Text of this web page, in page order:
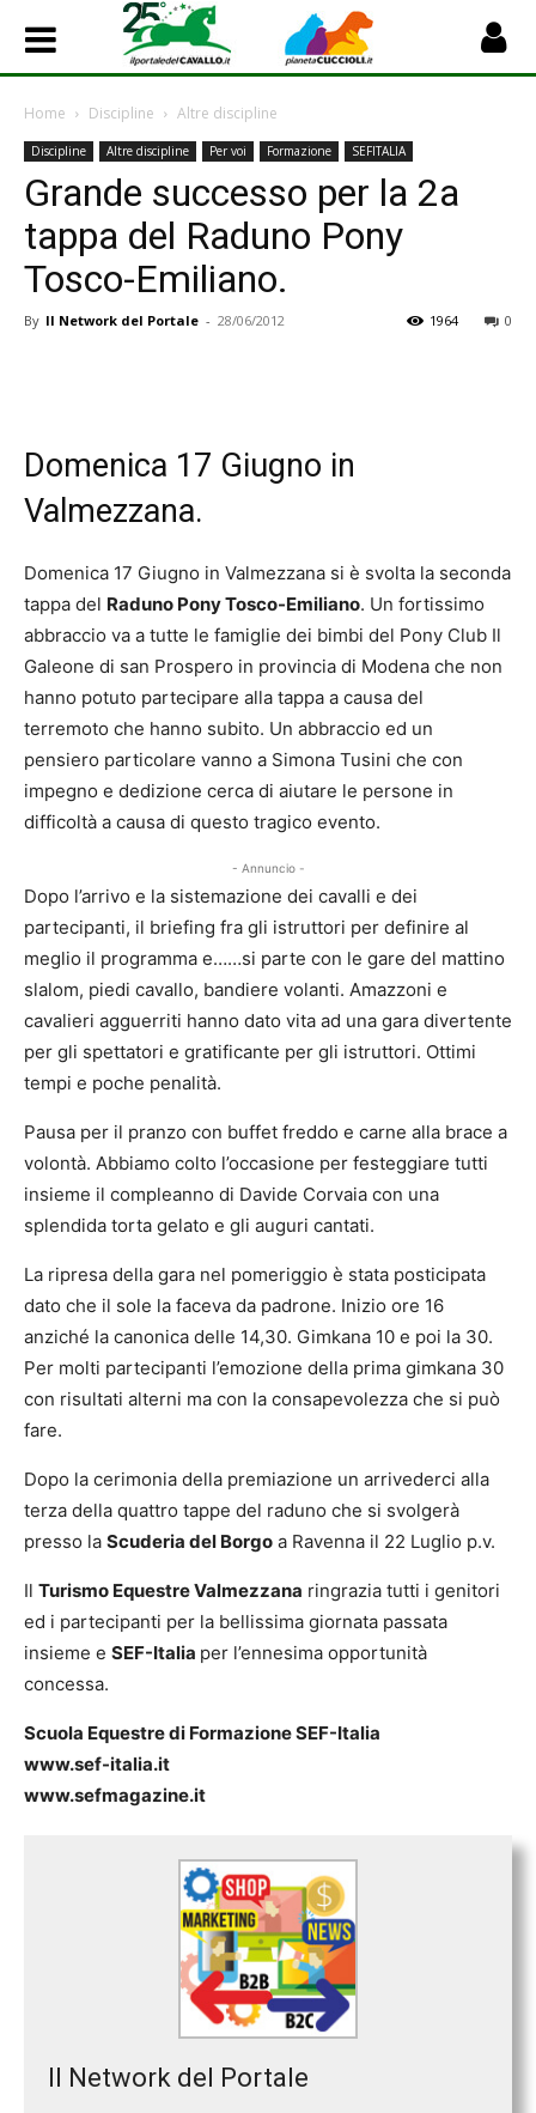
Home Discipline Altre discipline
Discipline Altre discipline Per voi Formazione SEFITALIA
Grande successo per la 2a
tappa del Raduno Pony
Tosco-Emiliano.
By Il Network del Portale - 28/06/2012 0
1964
Domenica 17 Giugno in
Valmezzana.
Domenica 17 Giugno in Valmezzana si è svolta la seconda
tappa del Raduno Pony Tosco-Emiliano. Un fortissimo
abbraccio va a tutte le famiglie dei bimbi del Pony Club Il
Galeone di san Prospero in provincia di Modena che non
hanno potuto partecipare alla tappa a causa del
terremoto che hanno subito. Un abbraccio ed un
pensiero particolare vanno a Simona Tusini che con
impegno e dedizione cerca di aiutare le persone in
difficoltà a causa di questo tragico evento.
- Annuncio -
Dopo l’arrivo e la sistemazione dei cavalli e dei
partecipanti, il briefing fra gli istruttori per definire al
meglio il programma e……si parte con le gare del mattino
slalom, piedi cavallo, bandiere volanti. Amazzoni e
cavalieri agguerriti hanno dato vita ad una gara divertente
per gli spettatori e gratificante per gli istruttori. Ottimi
tempi e poche penalità.
Pausa per il pranzo con buffet freddo e carne alla brace a
volontà. Abbiamo colto l’occasione per festeggiare tutti
insieme il compleanno di Davide Corvaia con una
splendida torta gelato e gli auguri cantati.
La ripresa della gara nel pomeriggio è stata posticipata
dato che il sole la faceva da padrone. Inizio ore 16
anziché la canonica delle 14,30. Gimkana 10 e poi la 30.
Per molti partecipanti l’emozione della prima gimkana 30
con risultati alterni ma con la consapevolezza che si può
fare.
Dopo la cerimonia della premiazione un arrivederci alla
terza della quattro tappe del raduno che si svolgerà
presso la Scuderia del Borgo a Ravenna il 22 Luglio p.v.
Il Turismo Equestre Valmezzana ringrazia tutti i genitori
ed i partecipanti per la bellissima giornata passata
insieme e SEF-Italia per l’ennesima opportunità
concessa.
Scuola Equestre di Formazione SEF-Italia
www.sef-italia.it
www.sefmagazine.it
Il Network del Portale